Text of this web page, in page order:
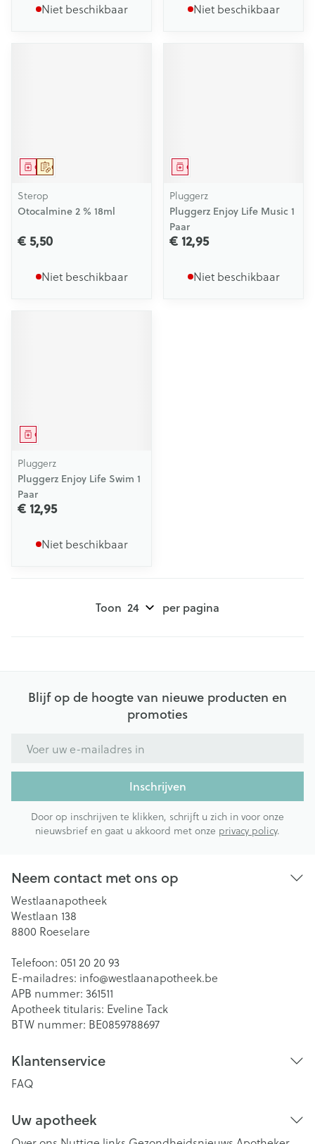
Niet beschikbaar Niet beschikbaar
Op voorschrift
Geneesmiddel
Sterop
Otocalmine 2 % 18ml
€ 5,50
Niet beschikbaar
Geneesmiddel
Pluggerz
Pluggerz Enjoy Life Music 1
Paar
€ 12,95
Niet beschikbaar
Geneesmiddel
Pluggerz
Pluggerz Enjoy Life Swim 1
Paar
€ 12,95
Niet beschikbaar
Toon per pagina
Blijf op de hoogte van nieuwe producten en
promoties
Inschrijven
Door op inschrijven te klikken, schrijft u zich in voor onze
nieuwsbrief en gaat u akkoord met onze privacy policy.
Neem contact met ons op
Westlaanapotheek
Westlaan 138
8800 Roeselare
Telefoon: 051 20 20 93
E-mailadres: info@westlaanapotheek.be
APB nummer: 361511
Apotheek titularis: Eveline Tack
BTW nummer: BE0859788697
Klantenservice
FAQ
Uw apotheek